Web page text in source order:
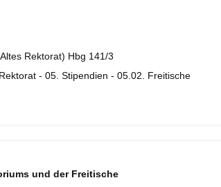
Rektorat) Hbg 141/3
- 05. Stipendien - 05.02. Freitische
und der Freitische